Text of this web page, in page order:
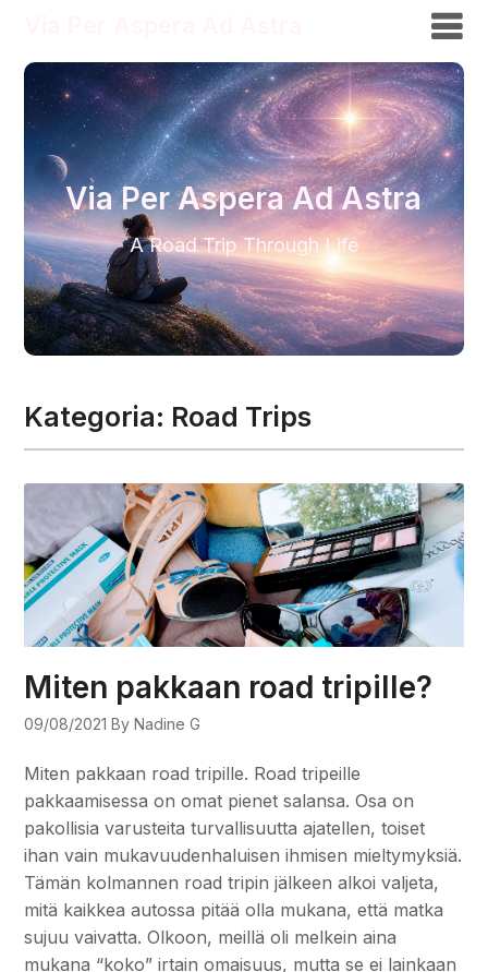
Via Per Aspera Ad Astra
A Road Trip Through Life
Kategoria: Road Trips
Miten pakkaan road tripille?
09/08/2021 By Nadine G
Miten pakkaan road tripille. Road tripeille
pakkaamisessa on omat pienet salansa. Osa on
pakollisia varusteita turvallisuutta ajatellen, toiset
ihan vain mukavuudenhaluisen ihmisen mieltymyksiä.
Tämän kolmannen road tripin jälkeen alkoi valjeta,
mitä kaikkea autossa pitää olla mukana, että matka
sujuu vaivatta. Olkoon, meillä oli melkein aina
mukana “koko” irtain omaisuus, mutta se ei lainkaan